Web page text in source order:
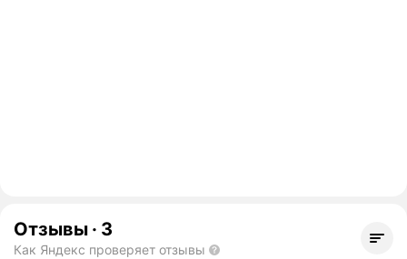
Отзывы · 3
Как Яндекс проверяет отзывы